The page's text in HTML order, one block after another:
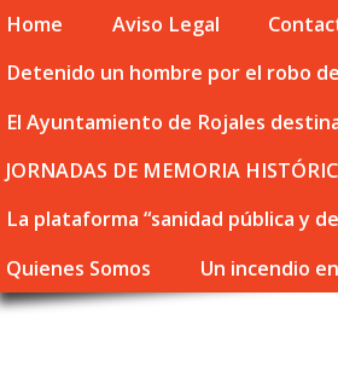
Home Aviso Legal
Detenido un hombre por el robo
El Ayuntamiento de Rojales
JORNADAS DE MEMORIA
La plataforma “sanidad pública y
Quienes Somos
Un incendio